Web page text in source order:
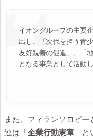
イオングループの主要
出し、「次代を担う青
友好親善の促進」、「
となる事業として活動し
また、フィランソロピ
連は「企業行動憲章 」